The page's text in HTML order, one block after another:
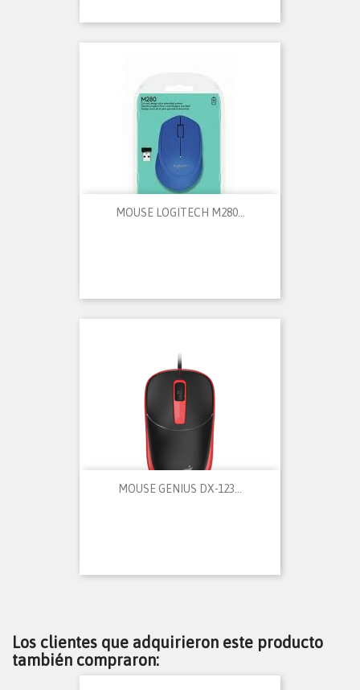
MOUSE LOGITECH M280...
MOUSE GENIUS DX-123...
Los clientes que adquirieron este producto
también compraron: